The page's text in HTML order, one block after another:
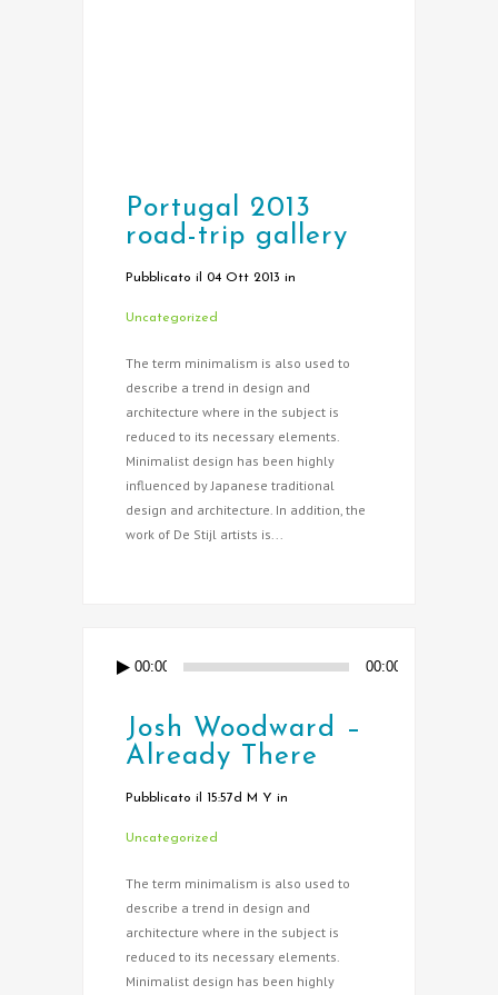
Portugal 2013
road-trip gallery
Pubblicato il 04 Ott 2013 in
Uncategorized
The term minimalism is also used to
describe a trend in design and
architecture where in the subject is
reduced to its necessary elements.
Minimalist design has been highly
influenced by Japanese traditional
design and architecture. In addition, the
work of De Stijl artists is...
00:00 00:00
Josh Woodward –
Already There
Pubblicato il 15:57d M Y in
Uncategorized
The term minimalism is also used to
describe a trend in design and
architecture where in the subject is
reduced to its necessary elements.
Minimalist design has been highly